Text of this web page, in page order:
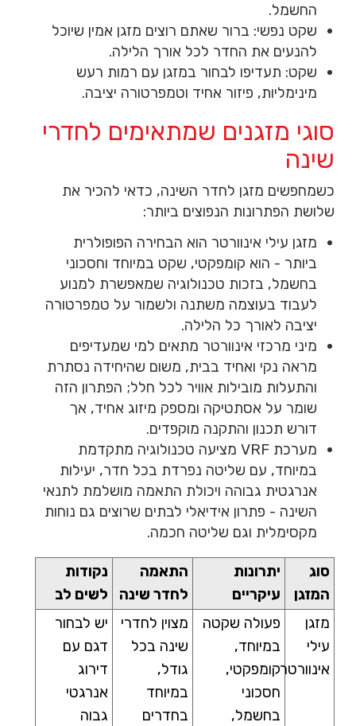
החשמל.
שקט נפשי: ברור שאתם רוצים מזגן אמין שיוכל
להנעים את החדר לכל אורך הלילה.
שקט: תעדיפו לבחור במזגן עם רמות רעש
מינימליות, פיזור אחיד וטמפרטורה יציבה.
סוגי מזגנים שמתאימים לחדרי
שינה
כשמחפשים מזגן לחדר השינה, כדאי להכיר את
שלושת הפתרונות הנפוצים ביותר:
מזגן עילי אינוורטר הוא הבחירה הפופולרית
ביותר - הוא קומפקטי, שקט במיוחד וחסכוני
בחשמל, בזכות טכנולוגיה שמאפשרת למנוע
לעבוד בעוצמה משתנה ולשמור על טמפרטורה
יציבה לאורך כל הלילה.
מיני מרכזי אינוורטר מתאים למי שמעדיפים
מראה נקי ואחיד בבית, משום שהיחידה נסתרת
והתעלות מובילות אוויר לכל חלל; הפתרון הזה
שומר על אסתטיקה ומספק מיזוג אחיד, אך
דורש תכנון והתקנה מוקפדים.
מערכת VRF
מציעה טכנולוגיה מתקדמת
במיוחד, עם שליטה נפרדת בכל חדר, יעילות
אנרגטית גבוהה ויכולת התאמה מושלמת לתנאי
השינה - פתרון אידיאלי לבתים שרוצים גם נוחות
מקסימלית וגם שליטה חכמה.
סוג
המזגן
יתרונות
עיקריים
התאמה
לחדר שינה
נקודות
לשים לב
מזגן
עילי
אינוורטר
פעולה שקטה
במיוחד,
קומפקטי,
חסכוני
בחשמל,
מצוין לחדרי
שינה בכל
גודל,
במיוחד
בחדרים
יש לבחור
דגם עם
דירוג
אנרגטי
גבוה